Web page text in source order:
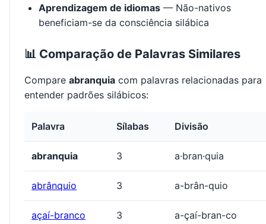
Aprendizagem de idiomas — Não-nativos
beneficiam-se da consciência silábica
📊 Comparação de Palavras Similares
Compare abranquia com palavras relacionadas para
entender padrões silábicos:
Palavra Sílabas Divisão
abranquia 3 a·bran·quia
abrânquio 3 a-brân-quio
açaí-branco 3 a-çaí-bran-co